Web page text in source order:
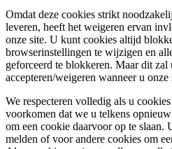
Omdat deze cookies strikt
leveren, heeft het weigeren ervan
onze site. U kunt cookies altijd
browserinstellingen te wijzigen en
geforceerd te blokkeren. Maar dit
accepteren/weigeren wanneer u
We respecteren volledig als u
voorkomen dat we u telkens
om een cookie daarvoor op te
melden of voor andere cookies om